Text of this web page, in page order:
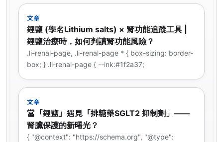
文章
鋰鹽 (學名Lithium salts) × 腎功能追蹤工具 |
鋰鹽治療時，如何判讀腎功能風險？
.li-renal-page, .li-renal-page * { box-sizing: border-
box; } .li-renal-page { --ink:#1f2a37;
文章
當「鋰鹽」遇見「排糖藥SGLT2 抑制劑」——
腎臟保護的新曙光？
{ "@context": "https://schema.org", "@type":